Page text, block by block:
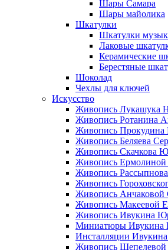
Шары Самара
Шары майолика
Шкатулки
Шкатулки
Лаковые
Керамические
Берестяные
Шоколад
Чехлы для ключей
Искусство
Живопись Лукашука
Живопись Ротанина
Живопись Прокудина
Живопись Беляева
Живопись Скачкова
Живопись
Живопись Рассыпнова
Живопись
Живопись Анчаковой
Живопись Макеевой
Живопись Ивукина
Миниатюры Ивукина
Инсталляции
Живопись Шепелевой